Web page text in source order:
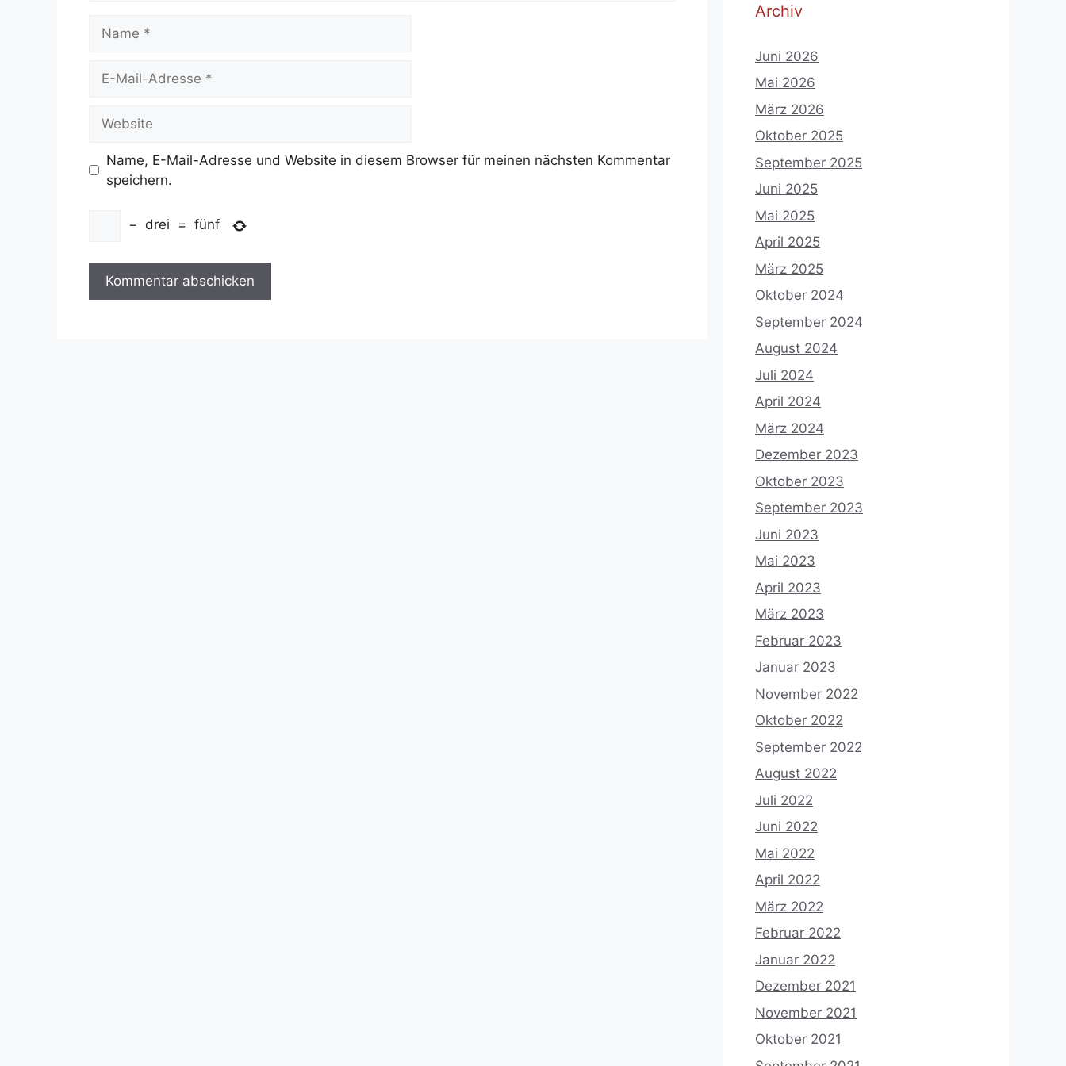
Mail-
Name, E-Mail-Adresse und Website in diesem Browser für meinen nächsten Kommentar
speichern.
− drei = fünf
Archiv
Juni 2026
Mai 2026
März 2026
Oktober 2025
September 2025
Juni 2025
Mai 2025
April 2025
März 2025
Oktober 2024
September 2024
August 2024
Juli 2024
April 2024
März 2024
Dezember 2023
Oktober 2023
September 2023
Juni 2023
Mai 2023
April 2023
März 2023
Februar 2023
Januar 2023
November 2022
Oktober 2022
September 2022
August 2022
Juli 2022
Juni 2022
Mai 2022
April 2022
März 2022
Februar 2022
Januar 2022
Dezember 2021
November 2021
Oktober 2021